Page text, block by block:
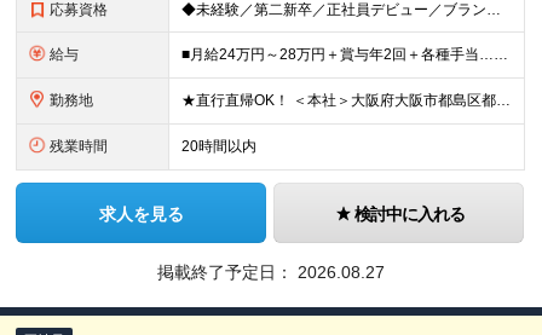
応募資格 ◆未経験／第二新卒／正社員デビュー／ブランクOK！ ◆学歴不問 ◆普通自動車運転免許（AT限定可） ◎1つでもあてはまる方はぜひご応募ください！ ────────── ・手に職をつけたい方 ・安定し
給与 ■月給24万円～28万円＋賞与年2回＋各種手当…＜未経験＞ ■月給28万円～＋賞与年2回＋各種手当…＜消防設備点検経験者※甲種消防設備士取得者＞ ※残業代は全額支給します（事前申請にて要許可） ※
勤務地 ★直行直帰OK！ ＜本社＞大阪府大阪市都島区都島南通1丁目14－4 ●基本的に日中は外出しているので、お昼ご飯は車や作業場でゆっくり食べることが多いです。 ※(変更の範囲)上記を除く当社関連勤
残業時間 20時間以内
求人を見る 検討中に入れる
掲載終了予定日： 2026.08.27